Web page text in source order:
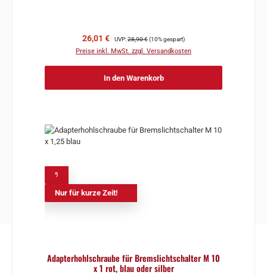
Verkaufspreis:
26,01 € Regulärer Preis:
UVP:28,90 €(10% gespart)
Preise inkl. MwSt. zzgl. Versandkosten
In den Warenkorb
Nur für kurze Zeit!
Adapterhohlschraube für Bremslichtschalter M 10
x 1 rot, blau oder silber